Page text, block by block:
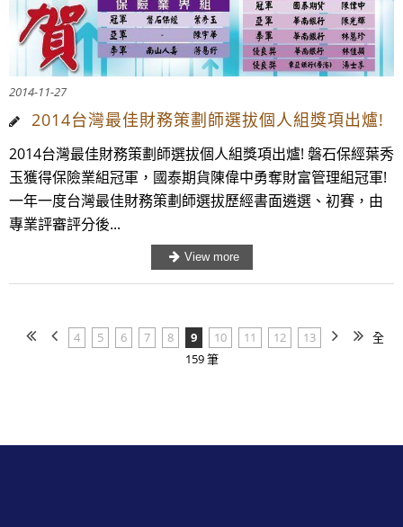
2014-11-27
2014台灣最佳財務策劃師選拔個人組獎項出爐!
2014台灣最佳財務策劃師選拔個人組獎項出爐! 磐石保經葉秀
玉獲得保險業組冠軍，國泰期貨陳偉中勇奪財富管理組冠軍!
一年一度台灣最佳財務策劃師選拔歷經書面遴選、初賽，由
專業評審評分後...
4 5 6 7 8 9 10 11 12 13
全
159 筆